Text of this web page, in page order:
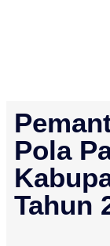
Pola
Tahun